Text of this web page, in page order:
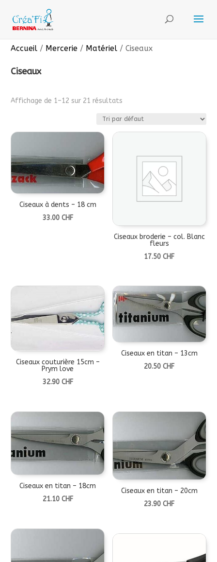
Accueil / Mercerie / Matériel / Ciseaux
Ciseaux
Affichage de 1–12 sur 21 résultats
Ciseaux à dents – 18 cm
33.00 CHF
Ciseaux broderie – col. Blanc
fleurs
17.50CHF
Ciseaux couturière 15cm –
Prym love
32.90 CHF
Ciseaux en titan – 13cm
20.50CHF
Ciseaux en titan – 18cm
21.10 CHF
Ciseaux en titan – 20cm
23.90CHF